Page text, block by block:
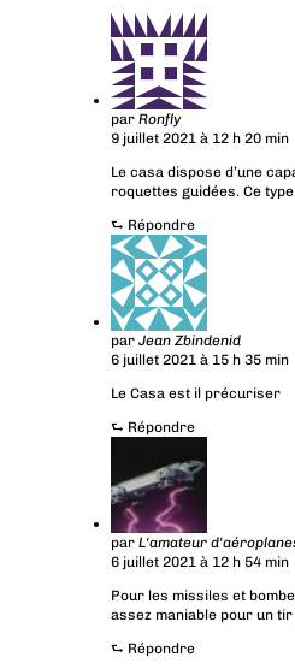
par Ronfly
9 juillet 2021 à 12 h 20 min
Le casa dispose d’une
roquettes guidées. Ce
⮑ Répondre
par Jean Zbindenid
6 juillet 2021 à 15 h 35 min
Le Casa est il précuriser
⮑ Répondre
par L'amateur
6 juillet 2021 à 12 h 54 min
Pour les missiles et
assez maniable pour un
⮑ Répondre